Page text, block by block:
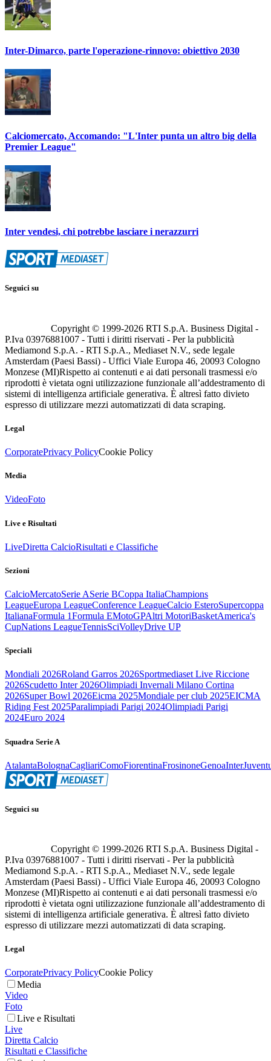
Inter-Dimarco, parte l'operazione-rinnovo: obiettivo 2030
Calciomercato, Accomando: "L'Inter punta un altro big della
Premier League"
Inter vendesi, chi potrebbe lasciare i nerazzurri
Seguici su
Copyright © 1999-2026 RTI S.p.A. Business Digital -
P.Iva 03976881007 - Tutti i diritti riservati - Per la pubblicità
Mediamond S.p.A. - RTI S.p.A., Mediaset N.V., sede legale
Amsterdam (Paesi Bassi) - Uffici Viale Europa 46, 20093 Cologno
Monzese (MI)Rispetto ai contenuti e ai dati personali trasmessi e/o
riprodotti è vietata ogni utilizzazione funzionale all’addestramento di
sistemi di intelligenza artificiale generativa. È altresì fatto divieto
espresso di utilizzare mezzi automatizzati di data scraping.
Legal
CorporatePrivacy PolicyCookie Policy
Media
VideoFoto
Live e Risultati
LiveDiretta CalcioRisultati e Classifiche
Sezioni
CalcioMercatoSerie ASerie BCoppa ItaliaChampions
LeagueEuropa LeagueConference LeagueCalcio EsteroSupercoppa
ItalianaFormula 1Formula EMotoGPAltri MotoriBasketAmerica's
CupNations LeagueTennisSciVolleyDrive UP
Speciali
Mondiali 2026Roland Garros 2026Sportmediaset Live Riccione
2026Scudetto Inter 2026Olimpiadi Invernali Milano Cortina
2026Super Bowl 2026Eicma 2025Mondiale per club 2025EICMA
Riding Fest 2025Paralimpiadi Parigi 2024Olimpiadi Parigi
2024Euro 2024
Squadra Serie A
AtalantaBolognaCagliariComoFiorentinaFrosinoneGenoaInter
Seguici su
Copyright © 1999-2026 RTI S.p.A. Business Digital -
P.Iva 03976881007 - Tutti i diritti riservati - Per la pubblicità
Mediamond S.p.A. - RTI S.p.A., Mediaset N.V., sede legale
Amsterdam (Paesi Bassi) - Uffici Viale Europa 46, 20093 Cologno
Monzese (MI)Rispetto ai contenuti e ai dati personali trasmessi e/o
riprodotti è vietata ogni utilizzazione funzionale all’addestramento di
sistemi di intelligenza artificiale generativa. È altresì fatto divieto
espresso di utilizzare mezzi automatizzati di data scraping.
Legal
CorporatePrivacy PolicyCookie Policy
Media
Video
Foto
Live e Risultati
Live
Diretta Calcio
Risultati e Classifiche